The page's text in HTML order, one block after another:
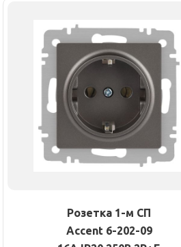
Розетка 1-м СП
Accent 6-202-09